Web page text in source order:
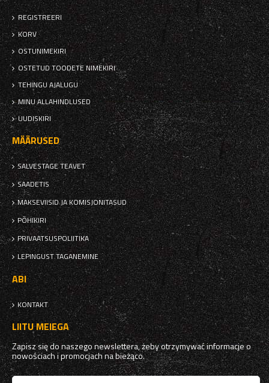
REGISTREERI
KORV
OSTUNIMEKIRI
OSTETUD TOODETE NIMEKIRI
TEHINGU AJALUGU
MINU ALLAHINDLUSED
UUDISKIRI
MÄÄRUSED
SALVESTAGE TEAVET
SAADETIS
MAKSEVIISID JA KOMISJONITASUD
PÕHIKIRI
PRIVAATSUSPOLIITIKA
LEPINGUST TAGANEMINE
ABI
KONTAKT
LIITU MEIEGA
Zapisz się do naszego newslettera, żeby otrzymywać informacje o
nowościach i promocjach na bieżąco.